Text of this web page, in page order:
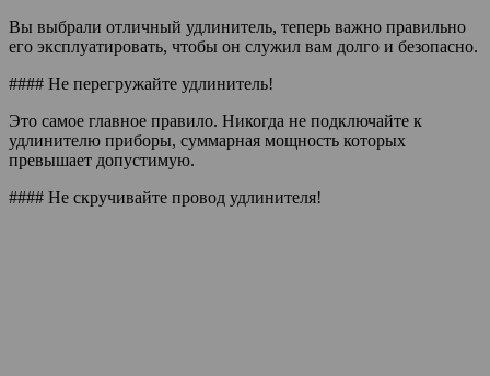
Вы выбрали отличный удлинитель, теперь важно правильно
его эксплуатировать, чтобы он служил вам долго и безопасно.
#### Не перегружайте удлинитель!
Это самое главное правило. Никогда не подключайте к
удлинителю приборы, суммарная мощность которых
превышает допустимую.
#### Не скручивайте провод удлинителя!